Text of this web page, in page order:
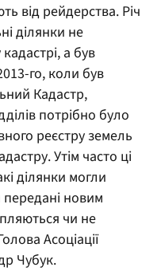
від рейдерства. Річ
ділянки не
а був
го, коли був
Кадастр,
потрібно було
реєстру земель
Утім часто ці
ділянки могли
новим
чи не
Асоціації
Чубук.